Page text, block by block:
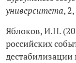
университета,
Яблоков, И.Н.
российских